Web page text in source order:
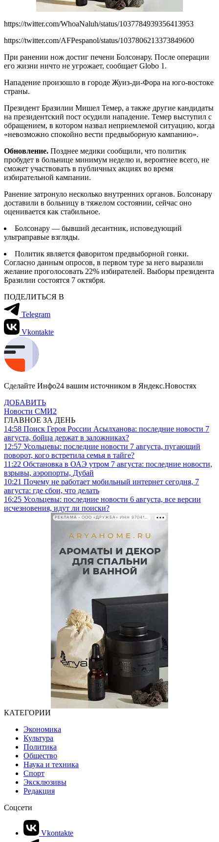
https://twitter.com/WhoaNaluh/status/1037784939356413953
https://twitter.com/AFPespanol/status/1037806213373849600
При ранении нож достиг печени Болсонару. После операции
его жизни ничто не угрожает, сообщает Globo 1.
Нападение произошло в городе Жуиз-ди-Фора на юго-востоке
страны.
Президент Бразилии Мишел Темер, а также другие кандидаты
на президентский пост осудили нападение. Темер выступил с
обращением, в котором назвал неприемлемой ситуацию, когда
«невозможно спокойно вести предвыборную кампанию».
Обновление. Позднее медики сообщили, что политик
пробудет в больнице минимум неделю и, вероятнее всего, не
сможет участвовать в публичных акциях во время
избирательной кампании.
Ранение затронуло несколько внутренних органов. Болсонару
доставили в больницу в тяжелом состоянии, сейчас оно
оценивается как стабильное.
Болсонару — бывший десантник, исповедующий
ультраправые взгляды.
Политик является фаворитом предвыборной гонки.
Согласно данным опросов, в первом туре за него выразили
желание проголосовать 22% избирателей. Выборы президента
Бразилии состоятся 7 октября.
ПОДЕЛИТЬСЯ В
Telegram
Vkontakte
Сделайте Инфо24 вашим источником в Яндекс.Новостях
ДОБАВИТЬ
Новости СМИ2
ГЛАВНОЕ ЗА ДЕНЬ
14:58 Поиск Героя России Асылханова: последние новости 7
августа, бойца держат в заложниках?
12:57 Усольцевы: последние новости 7 августа, пугающий
поворот, кого встретила семья в тайге?
11:22 Обстановка в ОАЭ утром 7 августа: последние новости,
взрывы, аэропорты, Дубай
10:21 Почему не работает мобильный интернет сегодня, 7
августа: где сбои, что делать
16:25 Усольцевы: последние новости 6 августа, все версии
исчезновения, идут ли поиски?
РЕКЛАМА • ООО «ДРУЖБА» ИНН 9704146411
КАТЕГОРИИ
Экономика
Культура
Политика
Общество
Наука и техника
Спорт
Эксклюзивы
Редакция
Соцсети
Vkontakte